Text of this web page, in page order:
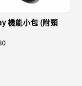
機能小包 (附頸